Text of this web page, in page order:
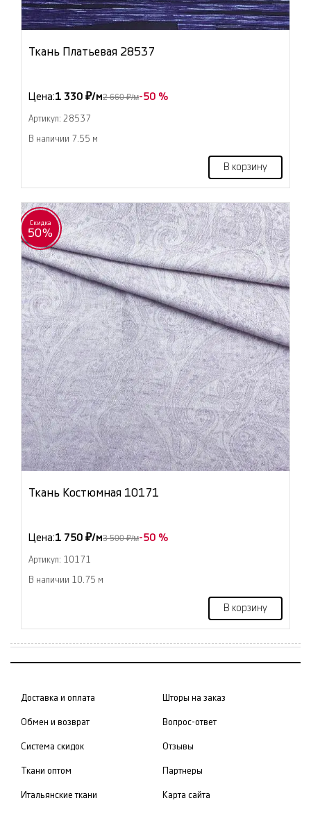
Ткань Платьевая 28537
Цена:1 330 ₽/м2 660 ₽/м-50 %
Артикул: 28537
В наличии 7.55 м
В корзину
Скидка
50%
Ткань Костюмная 10171
Цена:1 750 ₽/м3 500 ₽/м-50 %
Артикул: 10171
В наличии 10.75 м
В корзину
Доставка и оплата
Обмен и возврат
Система скидок
Ткани оптом
Итальянские ткани
Шторы на заказ
Вопрос-ответ
Отзывы
Партнеры
Карта сайта